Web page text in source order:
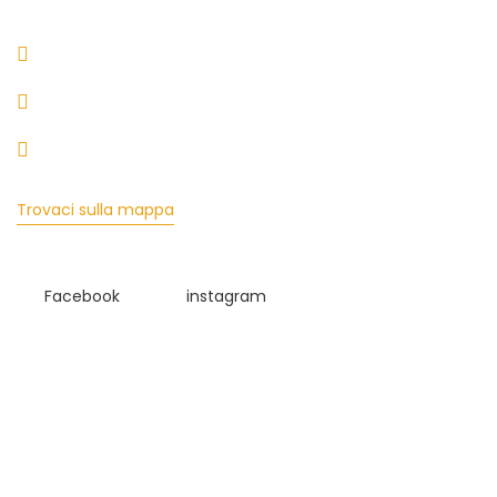
Trovaci sulla mappa
Facebook instagram